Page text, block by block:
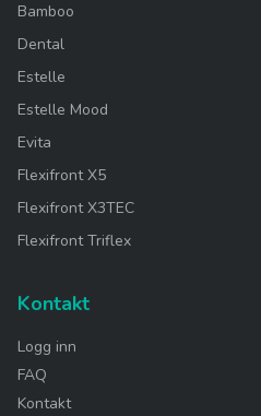
Bamboo
Dental
Estelle
Estelle Mood
Evita
Flexifront X5
Flexifront X3TEC
Flexifront Triflex
Kontakt
Logg inn
FAQ
Kontakt